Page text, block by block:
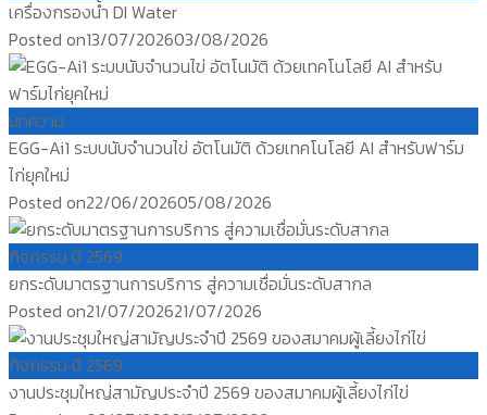
เครื่องกรองน้ำ DI Water
Posted on13/07/202603/08/2026
บทความ
EGG-Ai1 ระบบนับจำนวนไข่ อัตโนมัติ ด้วยเทคโนโลยี AI สำหรับฟาร์ม
ไก่ยุคใหม่
Posted on22/06/202605/08/2026
กิจกรรม ปี 2569
ยกระดับมาตรฐานการบริการ สู่ความเชื่อมั่นระดับสากล
Posted on21/07/202621/07/2026
กิจกรรม ปี 2569
งานประชุมใหญ่สามัญประจำปี 2569 ของสมาคมผู้เลี้ยงไก่ไข่